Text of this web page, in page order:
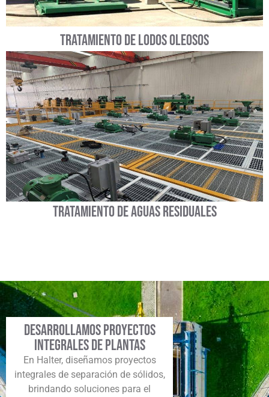
Tratamiento de lodos oleosos
Tratamiento de aguas residuales
Desarrollamos Proyectos
Integrales de Plantas
En Halter, diseñamos proyectos
integrales de separación de sólidos,
brindando soluciones para el